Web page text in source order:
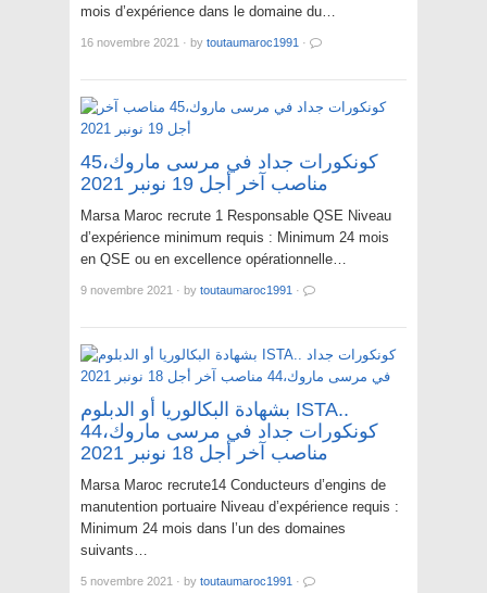
mois d’expérience dans le domaine du…
16 novembre 2021 · by toutaumaroc1991 ·
كونكورات جداد في مرسى ماروك،45
مناصب آخر أجل 19 نونبر 2021
Marsa Maroc recrute 1 Responsable QSE Niveau
d’expérience minimum requis : Minimum 24 mois
en QSE ou en excellence opérationnelle…
9 novembre 2021 · by toutaumaroc1991 ·
بشهادة البكالوريا أو الدبلوم ISTA..
كونكورات جداد في مرسى ماروك،44
مناصب آخر أجل 18 نونبر 2021
Marsa Maroc recrute14 Conducteurs d’engins de
manutention portuaire Niveau d’expérience requis :
Minimum 24 mois dans l’un des domaines
suivants…
5 novembre 2021 · by toutaumaroc1991 ·